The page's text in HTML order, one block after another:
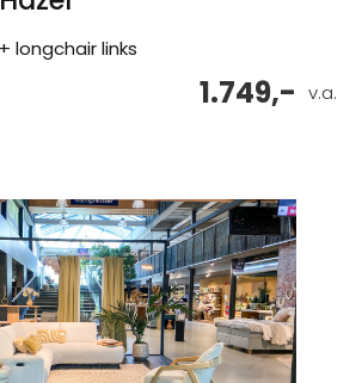
longchair links
v.a.
1.749,-